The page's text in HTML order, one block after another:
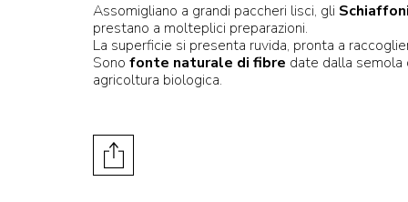
Assomigliano a grandi paccheri lisci, gli
prestano a molteplici preparazioni.
La superficie si presenta ruvida, pronta a
Sono fonte naturale di fibre date dalla semola
agricoltura biologica.